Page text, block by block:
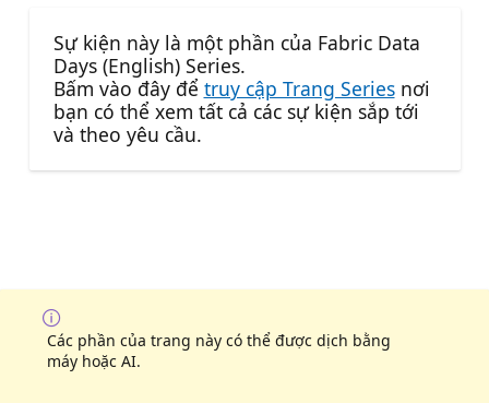
Sự kiện này là một phần của Fabric Data
Days (English) Series.
Bấm vào đây để truy cập Trang Seriesnơi
bạn có thể xem tất cả các sự kiện sắp tới
và theo yêu cầu.
Các phần của trang này có thể được dịch bằng
máy hoặc AI.